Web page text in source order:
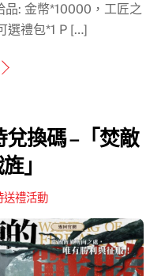
品: 金幣*10000，工匠之
選禮包*1 P […]
兌換碼 –「焚敵
」
送禮活動